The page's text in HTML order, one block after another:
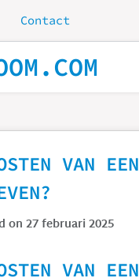
Contact
VAN
on 27 februari 2025
VAN